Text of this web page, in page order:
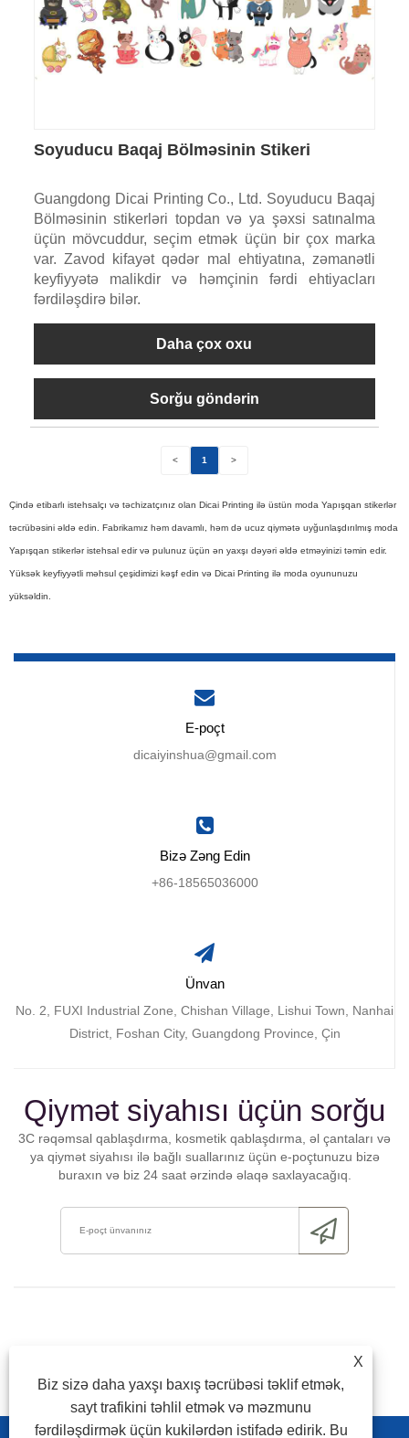
Soyuducu Baqaj Bölməsinin Stikeri
Guangdong Dicai Printing Co., Ltd. Soyuducu Baqaj
Bölməsinin stikerləri topdan və ya şəxsi satınalma
üçün mövcuddur, seçim etmək üçün bir çox marka
var. Zavod kifayət qədər mal ehtiyatına, zəmanətli
keyfiyyətə malikdir və həmçinin fərdi ehtiyacları
fərdiləşdirə bilər.
Daha çox oxu
Sorğu göndərin
< 1 >
Çində etibarlı istehsalçı və təchizatçınız olan Dicai Printing ilə üstün moda Yapışqan stikerlər
təcrübəsini əldə edin. Fabrikamız həm davamlı, həm də ucuz qiymətə uyğunlaşdırılmış moda
Yapışqan stikerlər istehsal edir və pulunuz üçün ən yaxşı dəyəri əldə etməyinizi təmin edir.
Yüksək keyfiyyətli məhsul çeşidimizi kəşf edin və Dicai Printing ilə moda oyununuzu
yüksəldin.
X
Biz sizə daha yaxşı baxış təcrübəsi təklif etmək,
sayt trafikini təhlil etmək və məzmunu
fərdiləşdirmək üçün kukilərdən istifadə edirik. Bu
E-poçt
dicaiyinshua@gmail.com
Bizə Zəng Edin
+86-18565036000
Ünvan
No. 2, FUXI Industrial Zone, Chishan Village, Lishui Town, Nanhai
District, Foshan City, Guangdong Province, Çin
Qiymət siyahısı üçün sorğu
3C rəqəmsal qablaşdırma, kosmetik qablaşdırma, əl çantaları və
ya qiymət siyahısı ilə bağlı suallarınız üçün e-poçtunuzu bizə
buraxın və biz 24 saat ərzində əlaqə saxlayacağıq.